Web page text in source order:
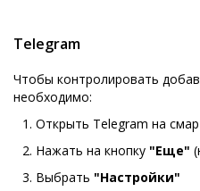
Telegram
Чтобы контролировать
необходимо:
Открыть Telegram на
Нажать на кнопку "Еще"
Выбрать "Настройки"